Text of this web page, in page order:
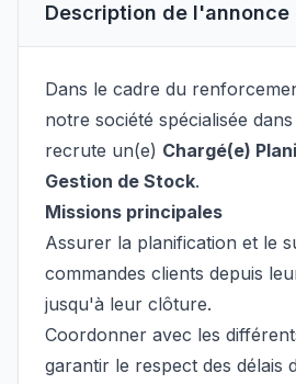
Description de l'annonce
Dans le cadre du
notre société spécialisée
recrute un(e) Chargé(e)
Gestion de Stock.
Missions principales
Assurer la planification et le
commandes clients depuis
jusqu'à leur clôture.
Coordonner avec les
garantir le respect des délais